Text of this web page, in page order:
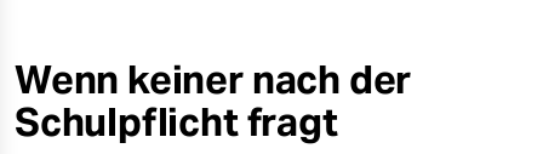
öko
gesellschaft
Wenn keiner nach der
Schulpflicht fragt